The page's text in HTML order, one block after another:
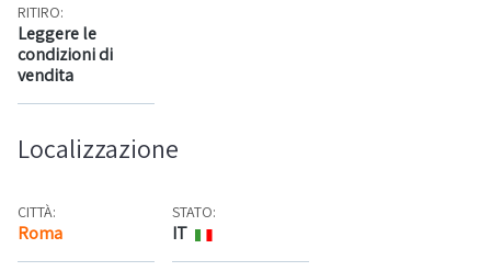
RITIRO:
Leggere le
condizioni di
vendita
Localizzazione
CITTÀ:
Roma Mappa
STATO:
IT